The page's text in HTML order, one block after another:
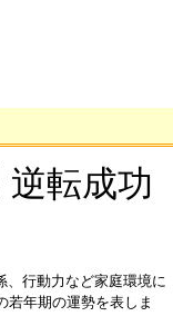
逆転成功
、行動力など家庭環境に
若年期の運勢を表しま